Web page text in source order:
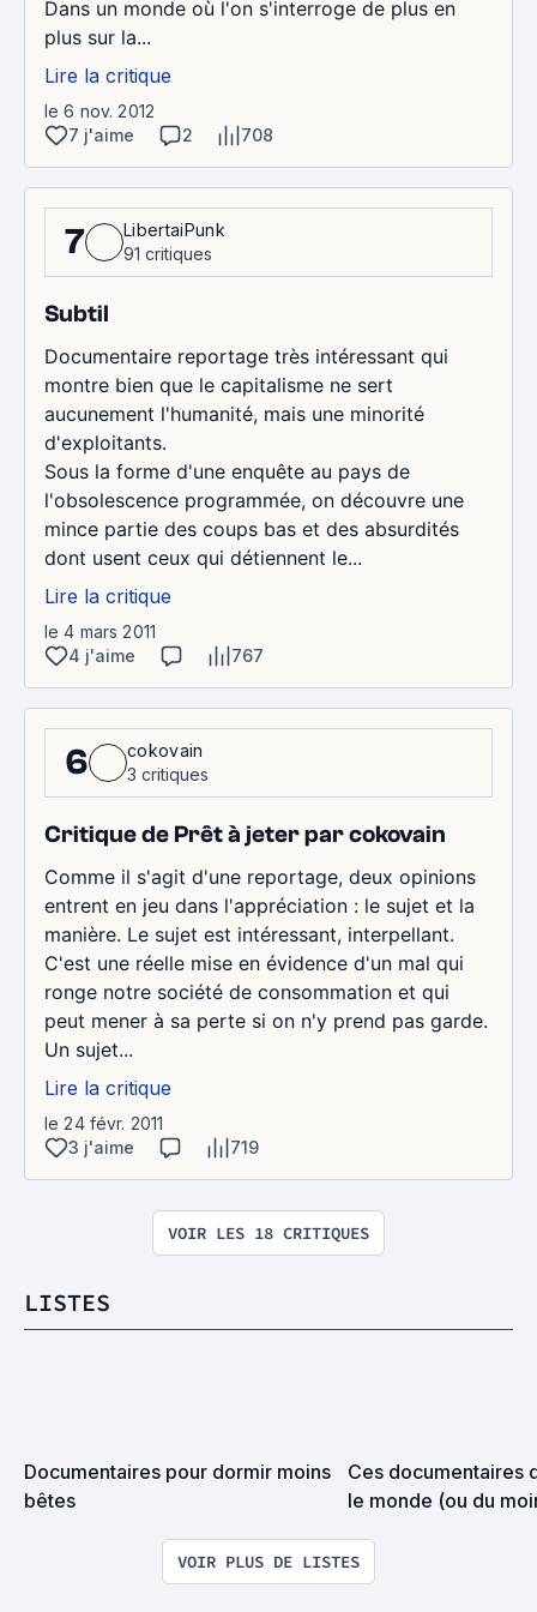
Dans un monde où l'on s'interroge de plus en
plus sur la...
Lire la critique
le 6 nov. 2012
7 j'aime
2 708
7
LibertaiPunk
91 critiques
Subtil
Documentaire reportage très intéressant qui
montre bien que le capitalisme ne sert
aucunement l'humanité, mais une minorité
d'exploitants.
Sous la forme d'une enquête au pays de
l'obsolescence programmée, on découvre une
mince partie des coups bas et des absurdités
dont usent ceux qui détiennent le...
Lire la critique
le 4 mars 2011
4 j'aime
767
6
cokovain
3 critiques
Critique de Prêt à jeter par cokovain
Comme il s'agit d'une reportage, deux opinions
entrent en jeu dans l'appréciation : le sujet et la
manière. Le sujet est intéressant, interpellant.
C'est une réelle mise en évidence d'un mal qui
ronge notre société de consommation et qui
peut mener à sa perte si on n'y prend pas garde.
Un sujet...
Lire la critique
le 24 févr. 2011
3 j'aime
719
VOIR LES 18 CRITIQUES
LISTES
Documentaires pour dormir moins
bêtes
Ces documentaires
le monde (ou du
VOIR PLUS DE LISTES